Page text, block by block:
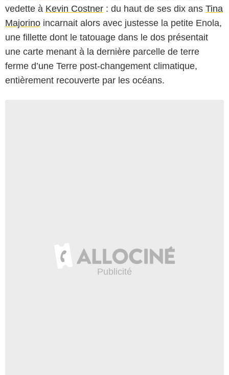
vedette à Kevin Costner : du haut de ses dix ans Tina
Majorino incarnait alors avec justesse la petite Enola,
une fillette dont le tatouage dans le dos présentait
une carte menant à la dernière parcelle de terre
ferme d’une Terre post-changement climatique,
entièrement recouverte par les océans.